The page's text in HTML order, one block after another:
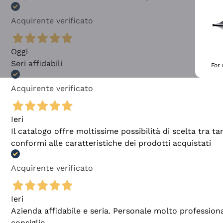
Acquirente verificato
Oggi
Seri affidabili
Acquirente verificato
Ieri
Il catalogo offre moltissime possibilità di scelta tra
conformi alle caratteristiche dei prodotti acquistati
Acquirente verificato
Ieri
Azienda affidabile e seria. Personale molto
For